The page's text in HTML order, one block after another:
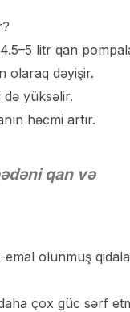
litr qan
olaraq dəyişir.
yüksəlir.
həcmi artır.
qan və
emal olunmuş
çox güc sərf